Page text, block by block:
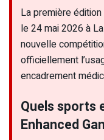
La première
le 24 mai 2026 à
nouvelle
officiellement
encadrement
Quels sports
Enhanced